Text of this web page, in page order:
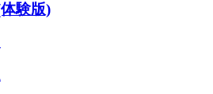
験版)